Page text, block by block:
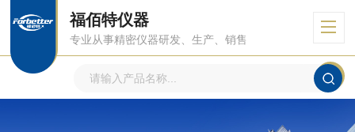
福佰特仪器
专业从事精密仪器研发、生产、销售